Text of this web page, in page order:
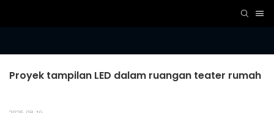
Proyek tampilan LED dalam ruangan teater rumah